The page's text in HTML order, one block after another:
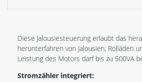
Diese Jalousiesteuerung erlaubt das
herunterfahren von Jalousien, Rolläden
Leistung des Motors darf bis zu 500VA
Stromzähler integriert: